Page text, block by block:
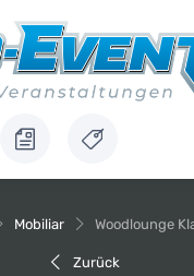
Mobiliar Woodlounge
Zurück